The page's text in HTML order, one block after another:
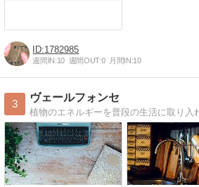
1782985
週間IN:10 週間OUT:0 月間IN:10
3
ヴェールフォンセ